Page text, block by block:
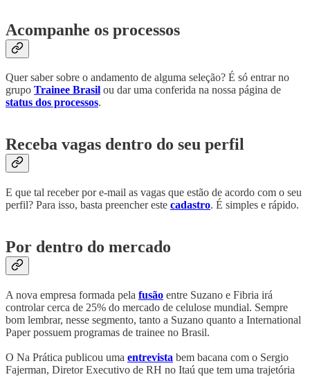
Acompanhe os processos
Quer saber sobre o andamento de alguma seleção? É só entrar no
grupo Trainee Brasil ou dar uma conferida na nossa página de
status dos processos.
Receba vagas dentro do seu perfil
E que tal receber por e-mail as vagas que estão de acordo com o seu
perfil? Para isso, basta preencher este cadastro. É simples e rápido.
Por dentro do mercado
A nova empresa formada pela fusão entre Suzano e Fibria irá
controlar cerca de 25% do mercado de celulose mundial. Sempre
bom lembrar, nesse segmento, tanto a Suzano quanto a International
Paper possuem programas de trainee no Brasil.
O Na Prática publicou uma entrevista bem bacana com o Sergio
Fajerman, Diretor Executivo de RH no Itaú que tem uma trajetória